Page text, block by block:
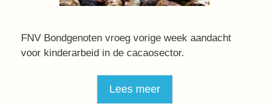
FNV Bondgenoten vroeg vorige week aandacht
voor kinderarbeid in de cacaosector.
Lees meer